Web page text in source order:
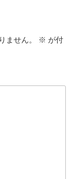
ません。 ※ が付